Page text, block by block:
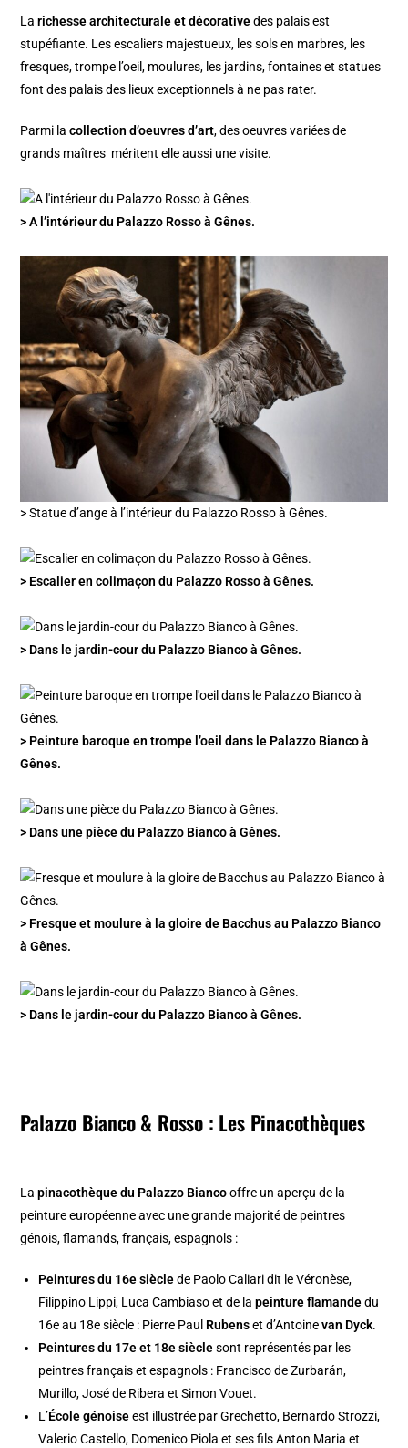
Larichesse architecturale et décorativedes palais est
stupéfiante. Les escaliers majestueux, les sols en marbres, les
fresques, trompe l’oeil, moulures, les jardins, fontaines et statues
font des palais des lieux exceptionnels à ne pas rater.
Parmi lacollection d’oeuvres d’art, des oeuvres variées de
grands maîtres méritent elle aussi une visite.
> A l’intérieur du Palazzo Rosso à Gênes.
> Statue d’ange à l’intérieur du Palazzo Rosso à Gênes.
> Escalier en colimaçon du Palazzo Rosso à Gênes.
> Dans le jardin-cour du Palazzo Bianco à Gênes.
> Peinture baroque en trompe l’oeil dans le Palazzo Bianco à
Gênes.
> Dans une pièce du Palazzo Bianco à Gênes.
> Fresque et moulure à la gloire de Bacchus au Palazzo Bianco
à Gênes.
> Dans le jardin-cour du Palazzo Bianco à Gênes.
Palazzo Bianco & Rosso : Les Pinacothèques
Lapinacothèque du Palazzo Biancooffre un aperçu de la
peinture européenne avec une grande majorité de peintres
génois, flamands, français, espagnols :
Peintures du 16e sièclede Paolo Caliari dit le Véronèse,
Filippino Lippi, Luca Cambiaso et de lapeinture flamandedu
16e au 18e siècle : Pierre Paul Rubenset d’Antoinevan Dyck.
Peintures du 17e et 18e sièclesont représentés par les
peintres français et espagnols : Francisco de Zurbarán,
Murillo, José de Ribera et Simon Vouet.
L’École génoiseest illustrée par Grechetto, Bernardo Strozzi,
Valerio Castello, Domenico Piola et ses fils Anton Maria et